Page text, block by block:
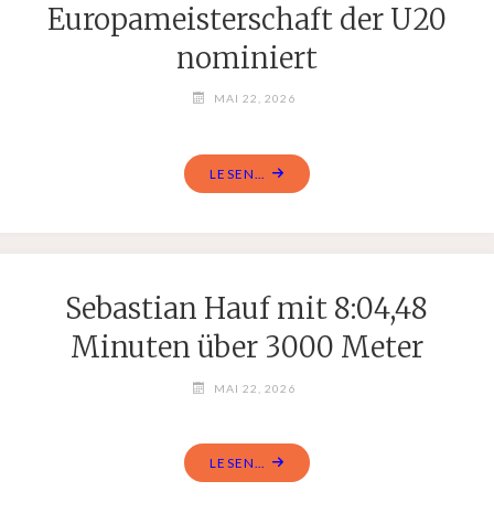
Europameisterschaft der U20
nominiert
MAI 22, 2026
LESEN...
Sebastian Hauf mit 8:04,48
Minuten über 3000 Meter
MAI 22, 2026
LESEN...